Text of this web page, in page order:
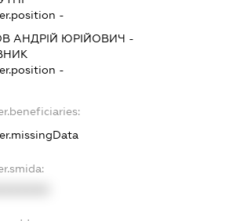
-
АНДРІЙ ЮРІЙОВИЧ -
-